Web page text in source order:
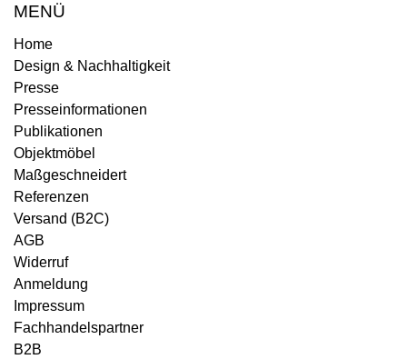
MENÜ
Home
Design & Nachhaltigkeit
Presse
Presseinformationen
Publikationen
Objektmöbel
Maßgeschneidert
Referenzen
Versand (B2C)
AGB
Widerruf
Anmeldung
Impressum
Fachhandelspartner
B2B